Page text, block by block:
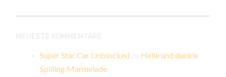
Super Star Car Unblocked
Helle und dunkle
Spilling Marmelade